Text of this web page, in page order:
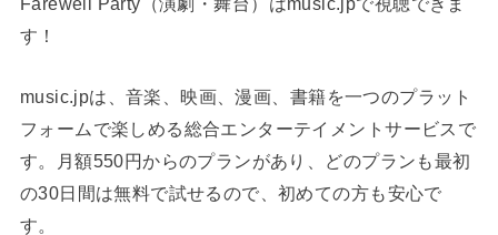
す！
music.jpは、音楽、映画、漫画、書籍を一つのプラット
フォームで楽しめる総合エンターテイメントサービスで
す。月額550円からのプランがあり、どのプランも最初
の30日間は無料で試せるので、初めての方も安心で
す。